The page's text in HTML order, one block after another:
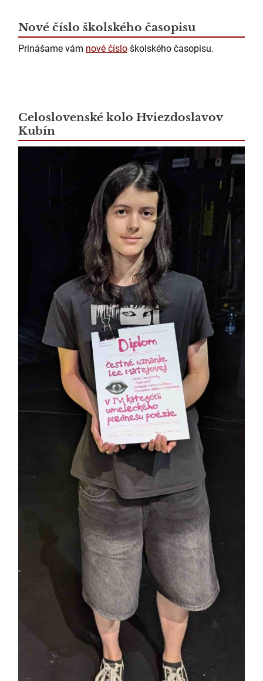
Nové číslo školského časopisu
Prinášame vám nové číslo školského časopisu.
Celoslovenské kolo Hviezdoslavov
Kubín